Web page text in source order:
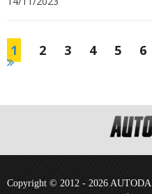
1 2 3 4 5 6
Copyright © 2012 - 2026